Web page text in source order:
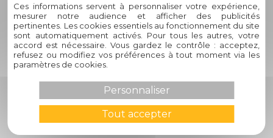
Nos stores bateaux offrent plusieurs options de contrôle de
la lumière pour répondre à vos besoins spécifiques. Vous
pouvez choisir entre des doublures opaques pour bloquer
complètement la lumière, des doublures semi-opaques
pour filtrer la lumière naturelle ou des tissus plus légers
pour laisser entrer la lumière tout en préservant votre
intimité.
Comment puis-je nettoyer et
entretenir mes stores bateaux ?
Ces informations servent à personnaliser votre expérience,
mesurer notre audience et afficher des publicités
pertinentes. Les cookies essentiels au fonctionnement du site
sont automatiquement activés. Pour tous les autres, votre
accord est nécessaire. Vous gardez le contrôle : acceptez,
refusez ou modifiez vos préférences à tout moment via les
paramètres de cookies.
Tout accepter
Personnaliser